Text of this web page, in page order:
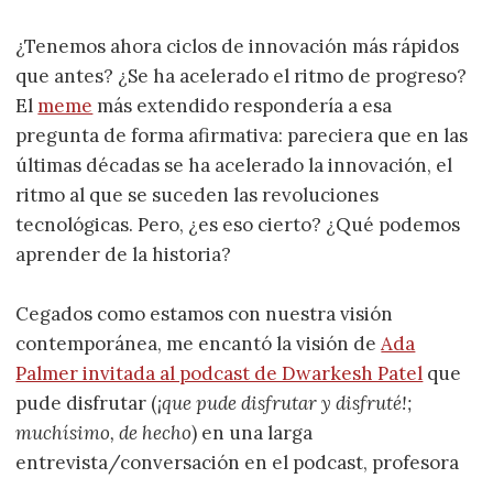
¿Tenemos ahora ciclos de innovación más rápidos
que antes? ¿Se ha acelerado el ritmo de progreso?
Elmeme más extendido respondería a esa
pregunta de forma afirmativa: pareciera que en las
últimas décadas se ha acelerado la innovación, el
ritmo al que se suceden las revoluciones
tecnológicas. Pero, ¿es eso cierto? ¿Qué podemos
aprender de la historia?
Cegados como estamos con nuestra visión
contemporánea, me encantó la visión deAda
Palmer invitada al podcast de Dwarkesh Patel que
pude disfrutar (¡que pude disfrutar y disfruté!;
muchísimo, de hecho) en una larga
entrevista/conversación en el podcast, profesora